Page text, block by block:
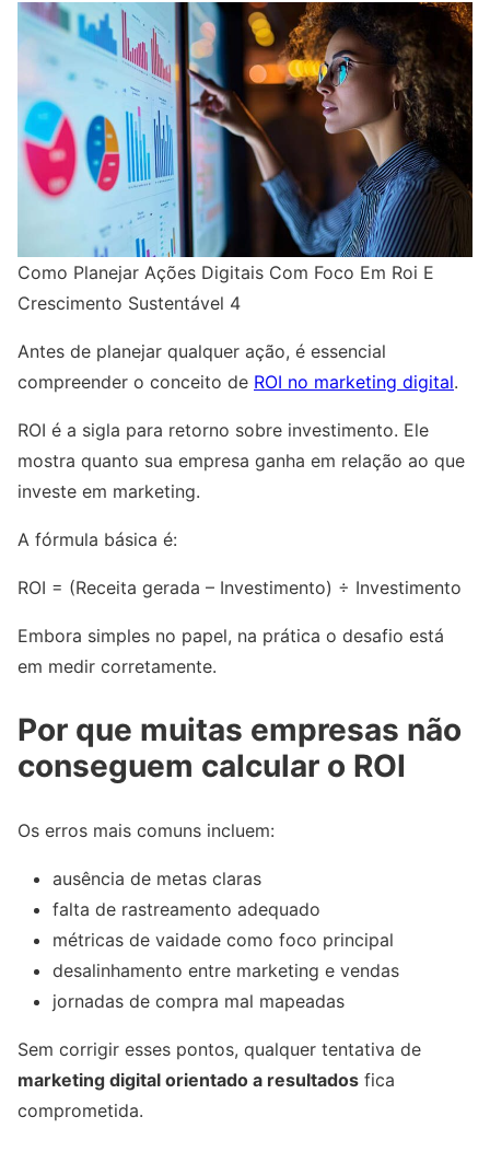
Como Planejar Ações Digitais Com Foco Em Roi E
Crescimento Sustentável 4
Antes de planejar qualquer ação, é essencial
compreender o conceito de ROI no marketing digital.
ROI é a sigla para retorno sobre investimento. Ele
mostra quanto sua empresa ganha em relação ao que
investe em marketing.
A fórmula básica é:
ROI = (Receita gerada – Investimento) ÷ Investimento
Embora simples no papel, na prática o desafio está
em medir corretamente.
Por que muitas empresas não
conseguem calcular o ROI
Os erros mais comuns incluem:
ausência de metas claras
falta de rastreamento adequado
métricas de vaidade como foco principal
desalinhamento entre marketing e vendas
jornadas de compra mal mapeadas
Sem corrigir esses pontos, qualquer tentativa de
marketing digital orientado a resultados fica
comprometida.